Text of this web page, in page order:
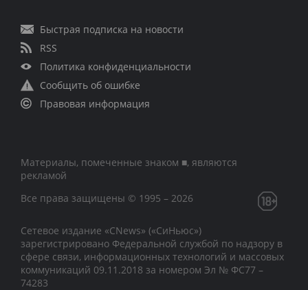
Быстрая подписка на новости
RSS
Политика конфиденциальности
Сообщить об ошибке
Правовая информация
Материалы, помеченные знаком ■, являются
рекламой
Все права защищены © 1995 – 2026
Сетевое издание «CNews» («СиНьюс»)
зарегистрировано Федеральной службой по надзору в
сфере связи, информационных технологий и массовых
коммуникаций 09.11.2018 за номером Эл № ФС77 –
74283